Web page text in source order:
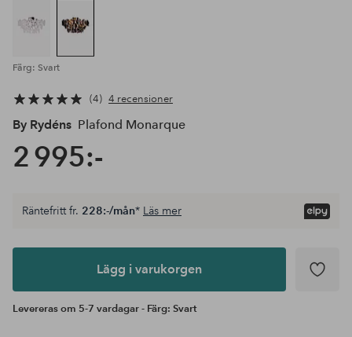
Färg: Svart
4 4 recensioner
By Rydéns Plafond Monarque
2 995:-
Lägg i
Räntefritt fr. 228:-/mån* Läs mer
Lägg i varukorgen
Levereras om 5-7 vardagar - Färg: Svart